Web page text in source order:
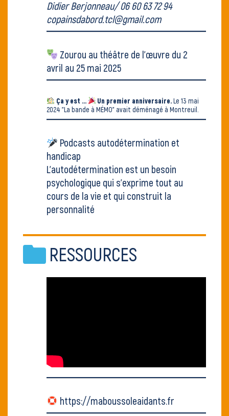
Didier Berjonneau/ 06 60 63 72 94
copainsdabord.tcl@gmail.com
Zourou au théâtre de l'œuvre du 2
avril au 25 mai 2025
Ça y est ... Un premier anniversaire.Le 13 mai
2024 "La bande à MÉMO" avait déménagé à Montreuil.
Podcasts autodétermination et
handicap
L’autodétermination est un besoin
psychologique qui s’exprime tout au
cours de la vie et qui construit la
personnalité
RESSOURCES
https://maboussoleaidants.fr